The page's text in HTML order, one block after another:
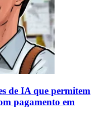
de IA que permitem
pagamento em